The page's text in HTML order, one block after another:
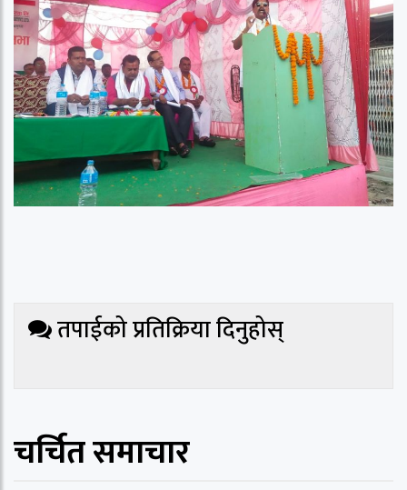
तपाईको प्रतिक्रिया दिनुहोस्
चर्चित समाचार